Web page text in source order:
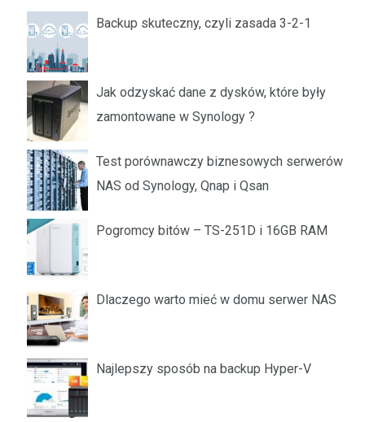
Backup skuteczny, czyli zasada 3-2-1
Jak odzyskać dane z dysków, które były
zamontowane w Synology ?
Test porównawczy biznesowych serwerów
NAS od Synology, Qnap i Qsan
Pogromcy bitów – TS-251D i 16GB RAM
Dlaczego warto mieć w domu serwer NAS
Najlepszy sposób na backup Hyper-V